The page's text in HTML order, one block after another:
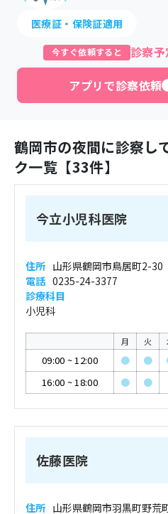
医療証・保険証適用
今すぐ依頼すると 診察
アプリで診察依頼
鶴岡市の夜間に診察し
ク一覧【33件】
今立小児科医院
住所 山形県鶴岡市鳥居町2-30
電話 0235-24-3377
診療科目
小児科
月 火
09:00 ~12:00 ● ●
16:00 ~18:00 ● ●
佐藤医院
住所 山形県鶴岡市羽黒町野荒